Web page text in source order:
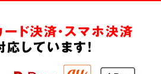
ド決済・スマホ決済
応しています!